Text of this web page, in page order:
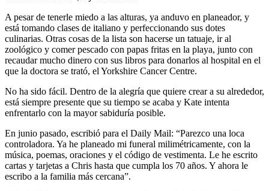
A pesar de tenerle miedo a las alturas, ya anduvo en planeador, y
está tomando clases de italiano y perfeccionando sus dotes
culinarias. Otras cosas de la lista son hacerse un tatuaje, ir al
zoológico y comer pescado con papas fritas en la playa, junto con
recaudar mucho dinero con sus libros para donarlos al hospital en el
que la doctora se trató, el Yorkshire Cancer Centre.
No ha sido fácil. Dentro de la alegría que quiere crear a su alrededor,
está siempre presente que su tiempo se acaba y Kate intenta
enfrentarlo con la mayor sabiduría posible.
En junio pasado, escribió para el Daily Mail: “Parezco una loca
controladora. Ya he planeado mi funeral milimétricamente, con la
música, poemas, oraciones y el código de vestimenta. Le he escrito
cartas y tarjetas a Chris hasta que cumpla los 70 años. Y ahora le
escribo a la familia más cercana”.